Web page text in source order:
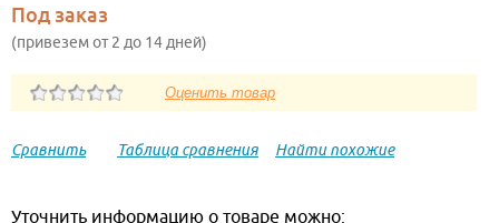
Под заказ
(привезем от 2 до 14 дней)
Сравнить Таблица сравнения Найти похожие
Уточнить информацию о товаре можно: